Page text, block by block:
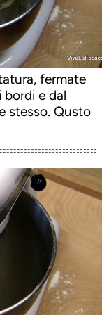
fermate
bordi e dal
stesso. Qusto